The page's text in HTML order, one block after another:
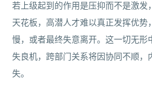
若上级起到的作用是压抑而不是激发
天花板，高潜人才难以真正发挥优势
慢，或者最终失意离开。这一切无形
失良机，跨部门关系将因协同不顺，
失。